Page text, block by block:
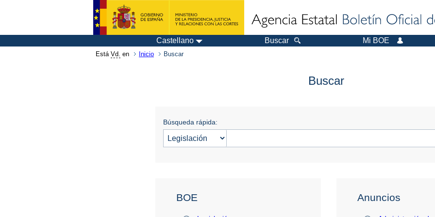
Castellano Buscar Mi BOE
Está Vd. en Inicio Buscar
Buscar
Búsqueda rápida:
BOE Anuncios